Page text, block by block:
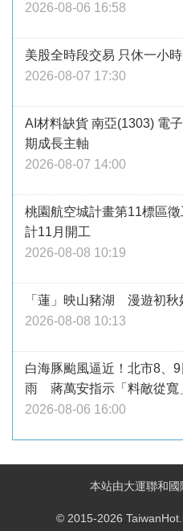
2026-08-06 16:58
美股全時段交易 只休一小
2026-08-07 17:30
AI材料缺貨 南亞(1303) 電
期成長主軸
2026-08-07 14:00
桃園航空城計畫第11標區
計11月開工
2026-08-08 10:19
「蓮」映山豬湖 漫遊初秋
2026-08-08 10:13
白海豚颱風逼近！北市8、
雨 蔣萬安指示「料敵從寬
2026-08-06 16:00
本站由大運聯和
© 2015-2026